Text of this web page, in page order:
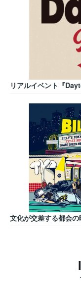
リアルイベント『
文化が交差する都会の